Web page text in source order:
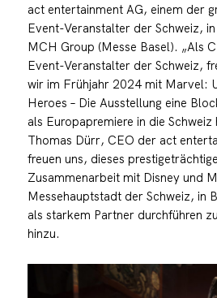
act entertainment AG, einem der
Event-Veranstalter der Schweiz,
MCH Group (Messe Basel). „Als
Event-Veranstalter der Schweiz,
wir im Frühjahr 2024 mit Marvel:
Heroes – Die Ausstellung eine
als Europapremiere in die
Thomas Dürr, CEO der act
freuen uns, dieses
Zusammenarbeit mit Disney und
Messehauptstadt der Schweiz, in
als starkem Partner durchführen
hinzu.